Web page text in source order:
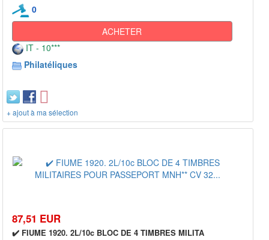
0
ACHETER
IT - 10***
Philatéliques
+ ajout à ma sélection
87,51 EUR
✔️ FIUME 1920. 2L/10c BLOC DE 4 TIMBRES MILITA